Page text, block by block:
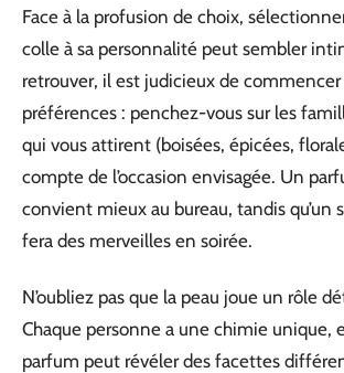
Face à la profusion de choix,
colle à sa personnalité peut sembler
retrouver, il est judicieux de commencer
préférences : penchez-vous sur les
qui vous attirent (boisées, épicées,
compte de l’occasion envisagée. Un
convient mieux au bureau, tandis qu’un
fera des merveilles en soirée.
N’oubliez pas que la peau joue un rôle
Chaque personne a une chimie unique,
parfum peut révéler des facettes